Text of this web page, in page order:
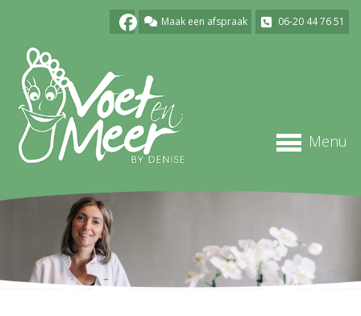
Facebook 06-20 44 76 51
Maak een afspraak
Menu